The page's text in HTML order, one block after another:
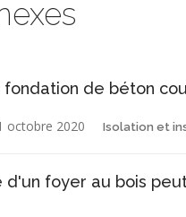
de béton
octobre 2020 Isolation et
d'un foyer au bois